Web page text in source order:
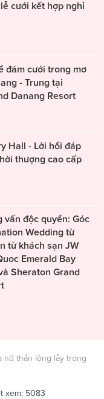
cưới kết hợp nghỉ
đám cưới trong mơ
- Trung tại
Danang Resort
Hall - Lời hồi đáp
thượng cao cấp
vấn độc quyền: Góc
Wedding từ
từ khách sạn JW
Emerald Bay
Sheraton Grand
nữ thần lộng lẫy trong
xem: 5083